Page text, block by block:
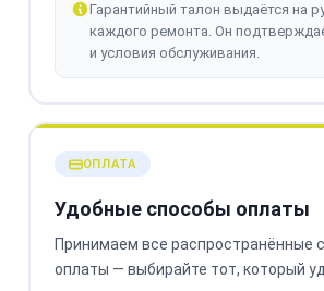
Гарантийный талон выдаётся на
каждого ремонта. Он
и условия обслуживания.
ОПЛАТА
Удобные способы оплаты
Принимаем все распространённые
оплаты — выбирайте тот, который